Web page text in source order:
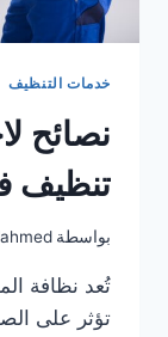
خدمات التنظيف
نصائح
تنظيف
بواسطة
تُعد نظافة
تؤثر على